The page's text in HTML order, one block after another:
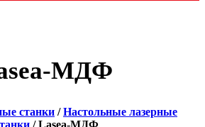
МДФ
станки /Настольные лазерные